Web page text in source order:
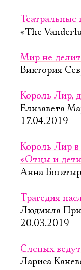
«The
Мир не
Виктория
Король Лир,
Елизавета
17.04.2019
Король Лир
«Отцы и
Анна
Трагедия
Людмила
20.03.2019
Слепых
Лариса